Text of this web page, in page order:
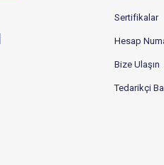
Sertifikalar
Hesap
Bize Ulaşın
Tedarikçi